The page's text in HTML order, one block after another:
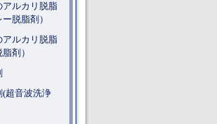
アルカリ脱脂
脱脂剤）
アルカリ脱脂
剤）
(超音波洗浄